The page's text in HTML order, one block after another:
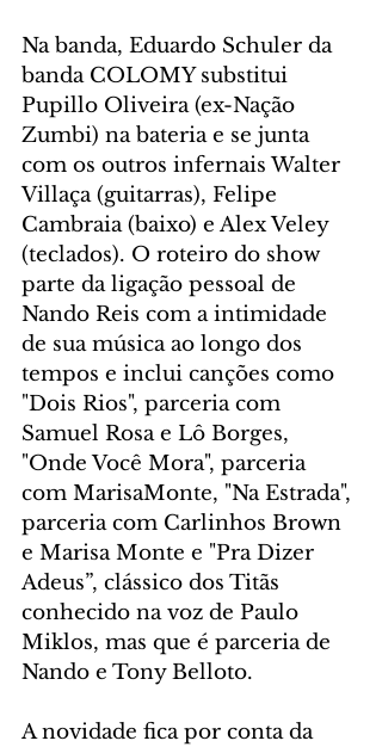
Na banda, Eduardo Schuler da
banda COLOMY substitui
Pupillo Oliveira (ex-Nação
Zumbi) na bateria e se junta
com os outros infernais Walter
Villaça (guitarras), Felipe
Cambraia (baixo) e Alex Veley
(teclados). O roteiro do show
parte da ligação pessoal de
Nando Reis com a intimidade
de sua música ao longo dos
tempos e inclui canções como
"Dois Rios", parceria com
Samuel Rosa e Lô Borges,
"Onde Você Mora", parceria
com MarisaMonte, "Na Estrada",
parceria com Carlinhos Brown
e Marisa Monte e "Pra Dizer
Adeus”, clássico dos Titãs
conhecido na voz de Paulo
Miklos, mas que é parceria de
Nando e Tony Belloto.
A novidade fica por conta da